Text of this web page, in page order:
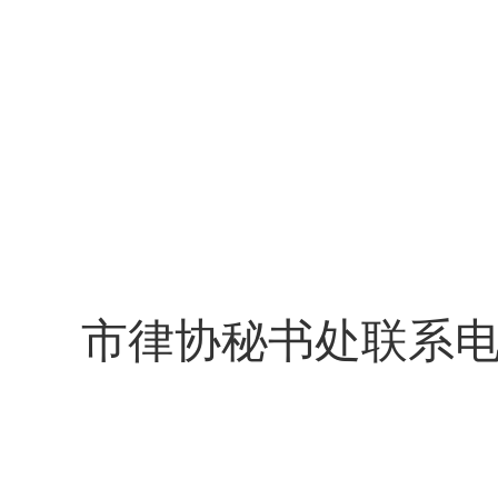
市律协秘书处联系